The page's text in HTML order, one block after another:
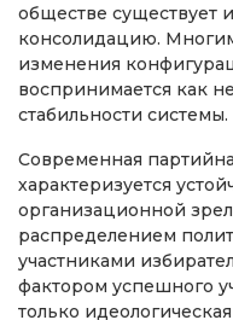
обществе существует
консолидацию.
изменения
воспринимается как
стабильности системы.
Современная
характеризуется
организационной
распределением
участниками
фактором успешного
только